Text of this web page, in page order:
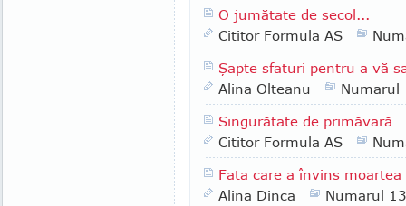
O jumătate de secol...
Cititor Formula AS
Şapte sfaturi pentru a vă
Alina Olteanu
Numarul
Singurătate de primăvară
Cititor Formula AS
Fata care a învins
Alina Dinca
Numarul